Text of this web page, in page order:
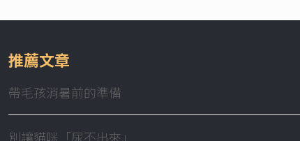
推薦文章
帶毛孩消暑前的準備
別讓貓咪「尿不出來」